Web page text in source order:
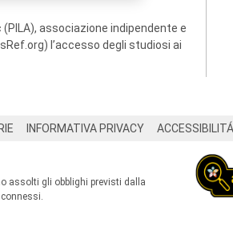
associazione indipendente e
l’accesso degli studiosi ai
INFORMATIVA PRIVACY ACCESSIBILITÁ
assolti gli obblighi previsti dalla